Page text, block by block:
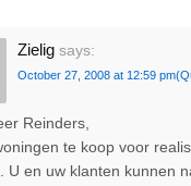
Zielig says:
October 27, 2008 at 12:59 pm
Reinders,
te koop voor
U en uw klanten kunnen